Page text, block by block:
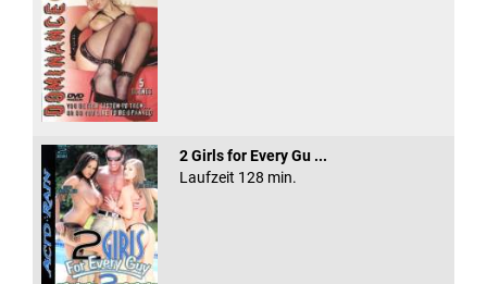
2 Girls for Every Gu ...
Laufzeit 128 min.